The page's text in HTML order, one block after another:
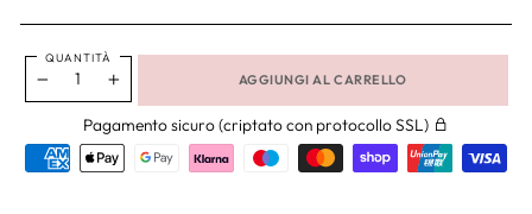
QUANTITÀ
+
AGGIUNGI AL CARRELLO
Pagamento sicuro (criptato con protocollo SSL)